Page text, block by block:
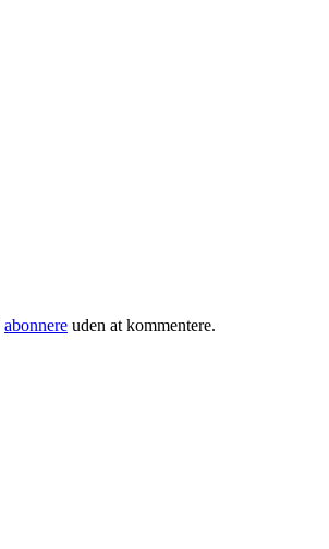
abonnere uden at kommentere.